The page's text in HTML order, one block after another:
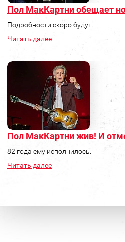
Пол МакКартни обещает
Подробности скоро будут.
Читать далее
Пол МакКартни жив! И
82 года ему исполнилось.
Читать далее